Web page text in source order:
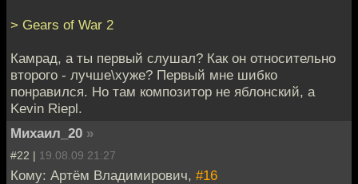
> Gears of War 2
Камрад, а ты первый слушал? Как он относительно
второго - лучше\хуже? Первый мне шибко
понравился. Но там композитор не яблонский, а
Kevin Riepl.
Михаил_20 »
#22 | 19.08.09 21:27
Кому: Артём Владимирович, #16